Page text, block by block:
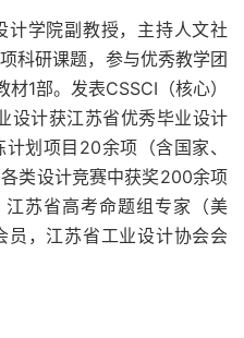
学院副教授，主持人文社
科研课题，参与优秀教学团
1部。发表CSSCI（核心）
设计获江苏省优秀毕业设计
划项目20余项（含国家、
类设计竞赛中获奖200余项
江苏省高考命题组专家（美
员，江苏省工业设计协会会